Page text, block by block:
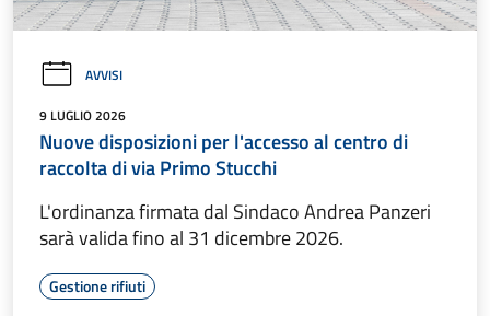
AVVISI
9 LUGLIO 2026
Nuove disposizioni per l'accesso al centro di
raccolta di via Primo Stucchi
L'ordinanza firmata dal Sindaco Andrea Panzeri
sarà valida fino al 31 dicembre 2026.
Gestione rifiuti